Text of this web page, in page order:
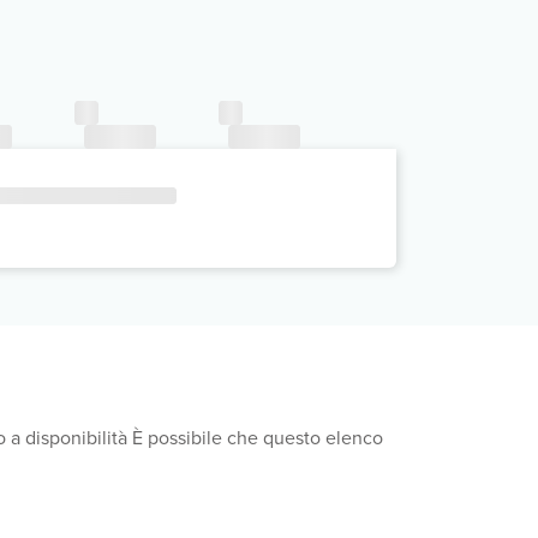
disponibilità È possibile che questo elenco